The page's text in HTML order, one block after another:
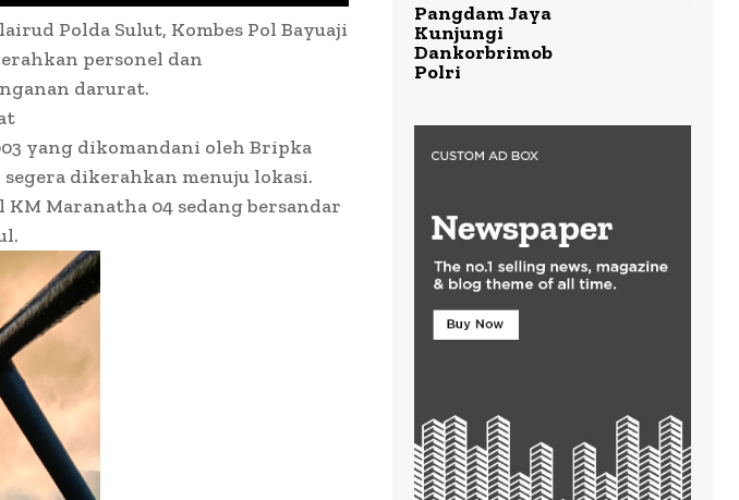
Polda Sulut, Kombes Pol Bayuaji
personel dan
darurat.
yang dikomandani oleh Bripka
dikerahkan menuju lokasi.
Maranatha 04 sedang bersandar
Pangdam Jaya
Kunjungi
Dankorbrimob
Polri